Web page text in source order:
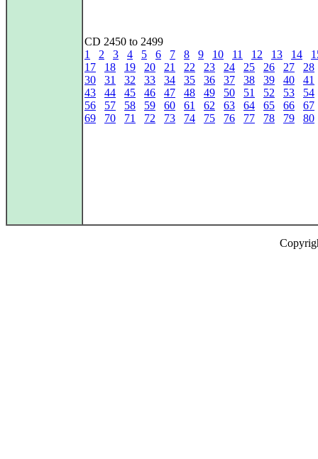
CD 2450 to 2499
1
2 3 4 5 6 7 8 9 10 11 12 13 14
17
18 19 20 21 22 23 24 25 26 27
28
30
31 32 33 34 35 36 37 38 39 40
41
43
44 45 46 47 48 49 50 51 52 53
54
56
57 58 59 60 61 62 63 64 65 66
67
69
70 71 72 73 74 75 76 77 78 79 80